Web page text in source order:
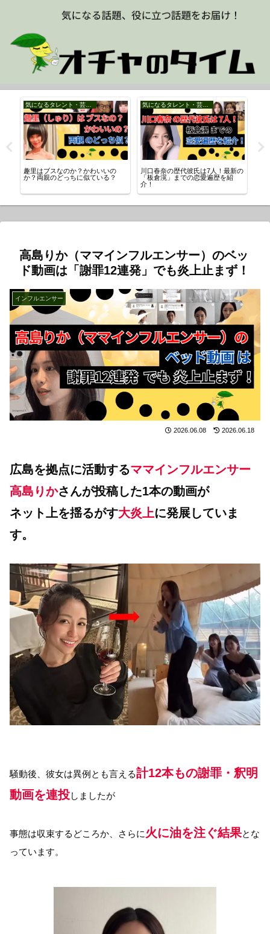
気になるタレント・芸能人
趣里はブスなのか？かわいいの
か？両親のどっちに似ている？
気になるタレント・芸能人
川口春奈の歴代彼氏は7人！最新の
「板倉滉」までの恋愛遍歴を紹
介！
高島りか（ママインフルエンサー）のベッ
ド動画は「謝罪12連発」でも炎上止まず！
インフルエンサー
2026.06.08 2026.06.18
広島を拠点に活動するママインフルエンサー
高島りかさんが投稿した1本の動画が
ネット上を揺るがす大炎上に発展していま
す。
騒動後、彼女は異例とも言える計12本もの謝罪・釈明
動画を連投しましたが
事態は収束するどころか、さらに 火に油を注ぐ結果とな
っています。